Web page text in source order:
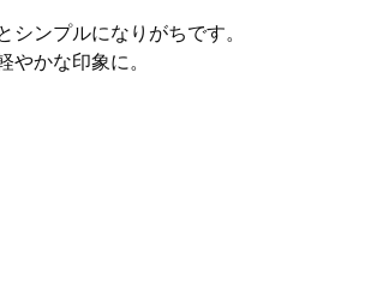
ンプルになりがちです。
やかな印象に。